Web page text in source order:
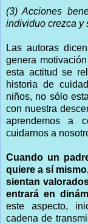
(3) Acciones
individuo crezca y
Las autoras
genera
esta actitud se
historia de
niños, no sólo
con nuestra
aprendemos a
cuidarnos a
Cuando un
quiere a sí
sientan
entrará en
este aspecto,
cadena de